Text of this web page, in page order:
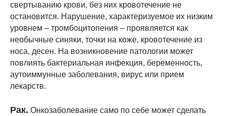
свертыванию крови, без них кровотечение не
остановится. Нарушение, характеризуемое их низким
уровнем – тромбоцитопения – проявляется как
необычные синяки, точки на коже, кровотечение из
носа, десен. На возникновение патологии может
повлиять бактериальная инфекция, беременность,
аутоиммунные заболевания, вирус или прием
лекарств.
Рак. Онкозаболевание само по себе может сделать